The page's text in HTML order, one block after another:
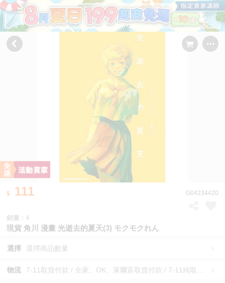
111 G04234420
銷量 : 4
現貨 角川 漫畫 光逝去的夏天(3) モクモクれん
選擇 選擇商品數量
物流